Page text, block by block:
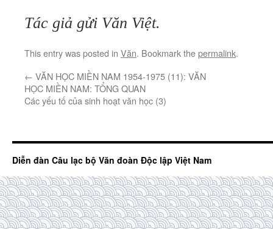
Tác giả gửi Văn Việt.
This entry was posted in Văn. Bookmark thepermalink.
← VĂN HỌC MIỀN NAM 1954-1975 (11): VĂN
HỌC MIỀN NAM: TỔNG QUAN
Các yếu tố của sinh hoạt văn học (3)
Diễn đàn Câu lạc bộ Văn đoàn Độc lập Việt Nam